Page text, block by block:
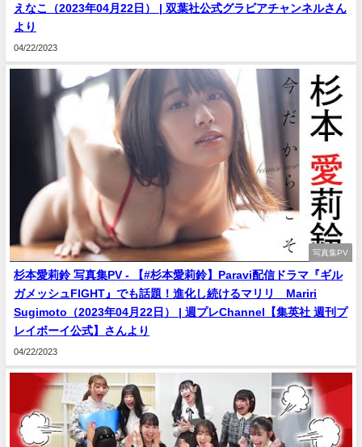
えなこ（2023年04月22日） | 双葉社公式グラビアチャンネルさん
より
04/22/2023
写真集PV
杉本愛莉鈴 写真集PV - 【#杉本愛莉鈴】Paravi配信ドラマ『ギル
ガメッシュFIGHT』でも話題！進化し続けるマリリ Mariri
Sugimoto（2023年04月22日） | 週プレChannel【集英社 週刊プ
レイボーイ公式】さんより
04/22/2023